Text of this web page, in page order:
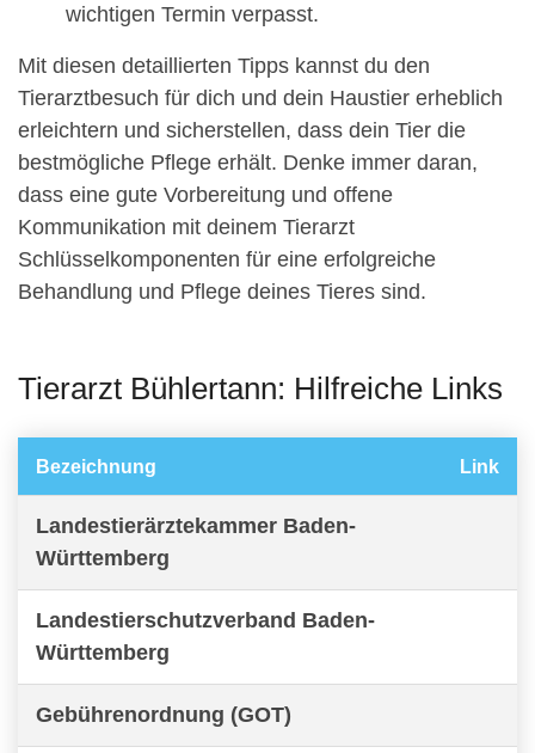
wichtigen Termin verpasst.
Mit diesen detaillierten Tipps kannst du den
Tierarztbesuch für dich und dein Haustier erheblich
erleichtern und sicherstellen, dass dein Tier die
bestmögliche Pflege erhält. Denke immer daran,
dass eine gute Vorbereitung und offene
Kommunikation mit deinem Tierarzt
Schlüsselkomponenten für eine erfolgreiche
Behandlung und Pflege deines Tieres sind.
Tierarzt Bühlertann: Hilfreiche Links
Bezeichnung Link
Landestierärztekammer Baden-
Württemberg
Landestierschutzverband Baden-
Württemberg
Gebührenordnung (GOT)